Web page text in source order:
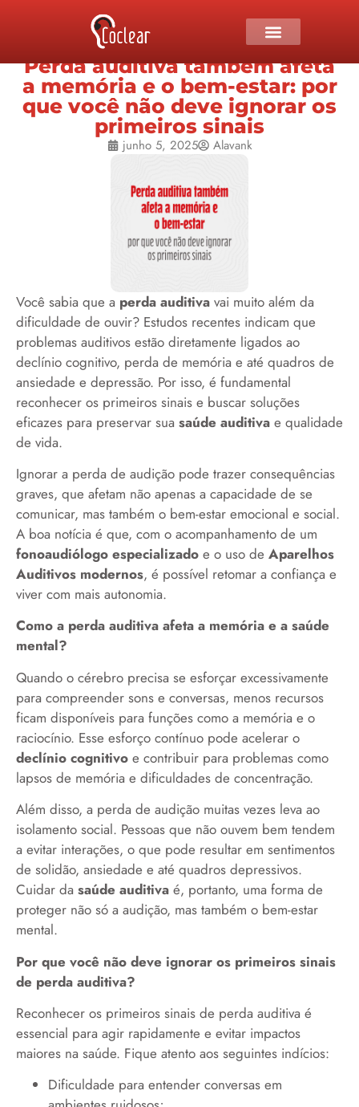
Perda auditiva também afeta
a memória e o bem-estar: por
que você não deve ignorar os
primeiros sinais
junho 5, 2025 Alavank
Você sabia que a perda auditiva vai muito além da
dificuldade de ouvir? Estudos recentes indicam que
problemas auditivos estão diretamente ligados ao
declínio cognitivo, perda de memória e até quadros de
ansiedade e depressão. Por isso, é fundamental
reconhecer os primeiros sinais e buscar soluções
eficazes para preservar sua saúde auditiva e qualidade
de vida.
Ignorar a perda de audição pode trazer consequências
graves, que afetam não apenas a capacidade de se
comunicar, mas também o bem-estar emocional e social.
A boa notícia é que, com o acompanhamento de um
fonoaudiólogo especializado e o uso de Aparelhos
Auditivos modernos, é possível retomar a confiança e
viver com mais autonomia.
Como a perda auditiva afeta a memória e a saúde
mental?
Quando o cérebro precisa se esforçar excessivamente
para compreender sons e conversas, menos recursos
ficam disponíveis para funções como a memória e o
raciocínio. Esse esforço contínuo pode acelerar o
declínio cognitivo e contribuir para problemas como
lapsos de memória e dificuldades de concentração.
Além disso, a perda de audição muitas vezes leva ao
isolamento social. Pessoas que não ouvem bem tendem
a evitar interações, o que pode resultar em sentimentos
de solidão, ansiedade e até quadros depressivos.
Cuidar da saúde auditiva é, portanto, uma forma de
proteger não só a audição, mas também o bem-estar
mental.
Por que você não deve ignorar os primeiros sinais
de perda auditiva?
Reconhecer os primeiros sinais de perda auditiva é
essencial para agir rapidamente e evitar impactos
maiores na saúde. Fique atento aos seguintes indícios:
Dificuldade para entender conversas em